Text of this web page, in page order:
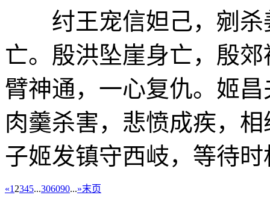
纣王宠信妲己，剜杀
亡。殷洪坠崖身亡，殷
臂神通，一心复仇。姬
肉羹杀害，悲愤成疾，
子姬发镇守西岐，等待
«1 2345...306090...»末页